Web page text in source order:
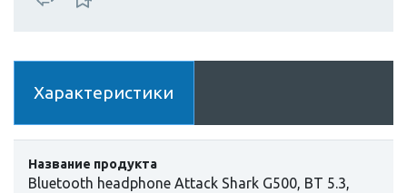
Характеристики
Название продукта
Bluetooth headphone Attack Shark G500, BT 5.3,